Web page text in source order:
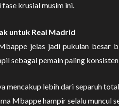
fase krusial musim ini.
untuk Real Madrid
jelas jadi pukulan besar
sebagai pemain paling
mencakup lebih dari separuh
Mbappe hampir selalu muncul